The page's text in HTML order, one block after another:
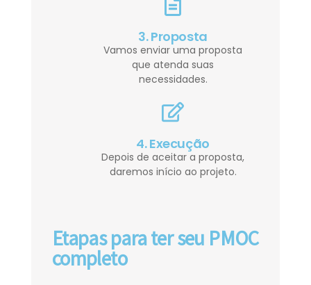
3. Proposta
Vamos enviar uma proposta
que atenda suas
necessidades.
4. Execução
Depois de aceitar a proposta,
daremos início ao projeto.
Etapas para ter seu PMOC
completo